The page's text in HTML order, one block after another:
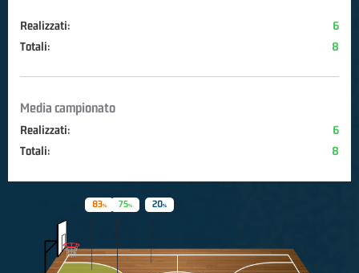
Realizzati:
6
Totali:
8
Media campionato
Realizzati:
6
Totali:
8
75
83 20